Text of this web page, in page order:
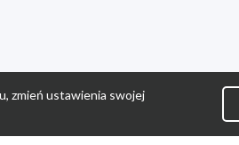
zmień ustawienia swojej